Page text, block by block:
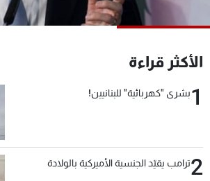
الأكثر قراءة
1بشرى "كهربائية" للبنانيين!
2ترامب يقيّد الجنسية الأميركية بالولادة
جدول البرامج
شاهد البرامج
عن MTV
الإنـتـاج
سياسة الخصوصية